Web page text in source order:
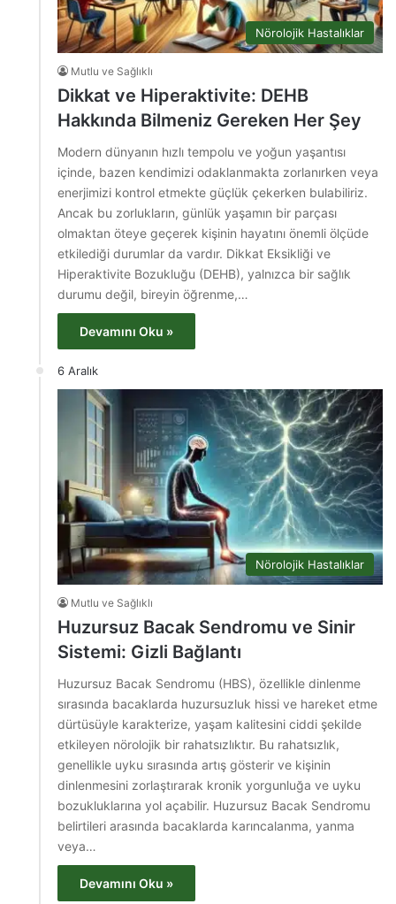
Nörolojik Hastalıklar
Mutlu ve Sağlıklı
Dikkat ve Hiperaktivite: DEHB
Hakkında Bilmeniz Gereken Her Şey
Modern dünyanın hızlı tempolu ve yoğun yaşantısı
içinde, bazen kendimizi odaklanmakta zorlanırken veya
enerjimizi kontrol etmekte güçlük çekerken bulabiliriz.
Ancak bu zorlukların, günlük yaşamın bir parçası
olmaktan öteye geçerek kişinin hayatını önemli ölçüde
etkilediği durumlar da vardır. Dikkat Eksikliği ve
Hiperaktivite Bozukluğu (DEHB), yalnızca bir sağlık
durumu değil, bireyin öğrenme,…
Devamını Oku »
6 Aralık
Nörolojik Hastalıklar
Mutlu ve Sağlıklı
Huzursuz Bacak Sendromu ve Sinir
Sistemi: Gizli Bağlantı
Huzursuz Bacak Sendromu (HBS), özellikle dinlenme
sırasında bacaklarda huzursuzluk hissi ve hareket etme
dürtüsüyle karakterize, yaşam kalitesini ciddi şekilde
etkileyen nörolojik bir rahatsızlıktır. Bu rahatsızlık,
genellikle uyku sırasında artış gösterir ve kişinin
dinlenmesini zorlaştırarak kronik yorgunluğa ve uyku
bozukluklarına yol açabilir. Huzursuz Bacak Sendromu
belirtileri arasında bacaklarda karıncalanma, yanma
veya…
Devamını Oku »